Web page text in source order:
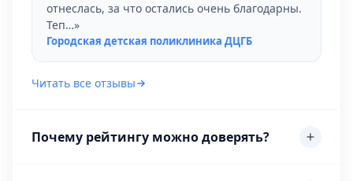
отнеслась, за что остались очень благодарны.
Теп…»
Городская детская поликлиника ДЦГБ
Читать все отзывы
Почему рейтингу можно доверять?